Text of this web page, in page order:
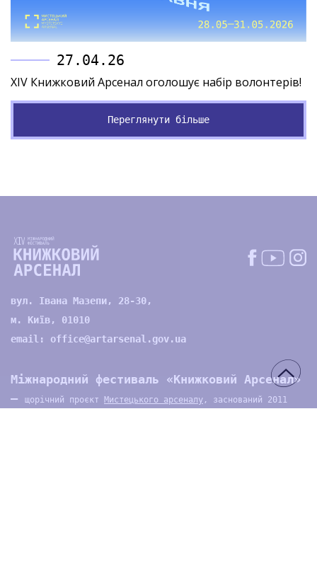
27.04.26
XIV Книжковий Арсенал оголошує набір волонтерів!
Переглянути більше
вул. Івана Мазепи, 28-30,
м. Київ, 01010
email: office@artarsenal.gov.ua
Міжнародний фестиваль «Книжковий Арсенал»
—
щорічний проєкт Мистецького арсеналу , заснований 2011